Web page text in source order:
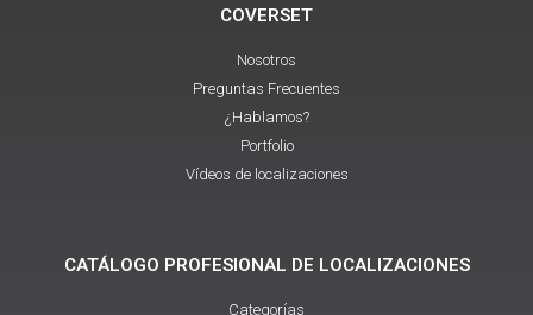
COVERSET
Nosotros
Preguntas Frecuentes
¿Hablamos?
Portfolio
Vídeos de localizaciones
CATÁLOGO PROFESIONAL DE LOCALIZACIONES
Categorías